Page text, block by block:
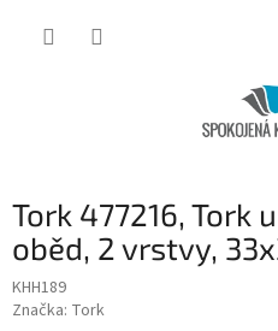
Tork 477216, Tork
oběd, 2 vrstvy,
KHH189
Značka: Tork